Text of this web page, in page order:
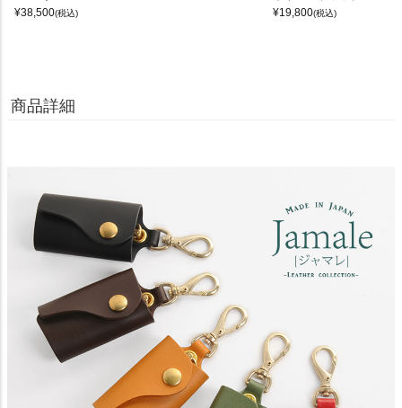
¥38,500(税込)
¥19,800(税込)
商品詳細